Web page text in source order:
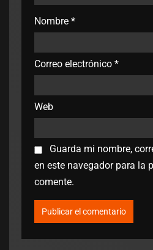
Nombre *
Correo electrónico *
Web
Guarda mi nombre,
en este navegador para la
comente.